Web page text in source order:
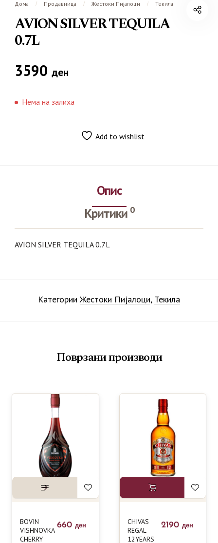
Дома / Продавница / Жестоки Пијалоци / Текила
AVION SILVER TEQUILA
0.7L
3590 ден
Нема на залиха
Add to wishlist
Опис
Критики 0
AVION SILVER TEQUILA 0.7L
КатегорииЖестоки Пијалоци, Текила
Поврзани производи
BOVIN
VISHNOVKA
CHERRY
660 ден
CHIVAS
REGAL
12YEARS
2190 ден